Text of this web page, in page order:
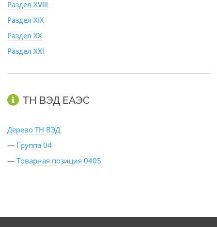
Раздел XVIII
Раздел XIX
Раздел XX
Раздел XXI
ТН ВЭД ЕАЭС
Дерево ТН ВЭД
— Группа 04
— Товарная позиция 0405